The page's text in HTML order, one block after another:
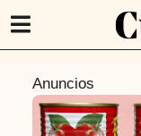
Anuncios